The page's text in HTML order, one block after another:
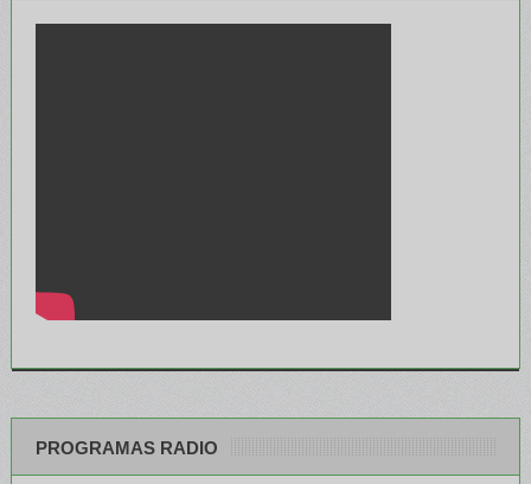
PROGRAMAS RADIO